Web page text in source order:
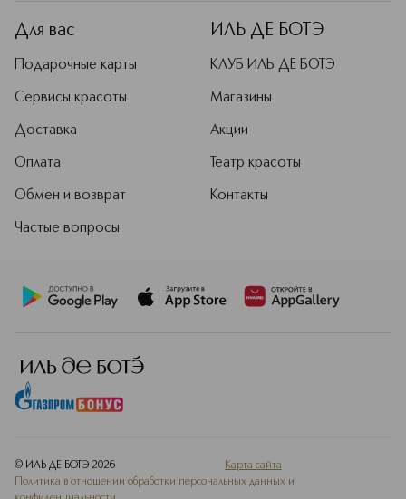
Для вас
Подарочные карты
Сервисы красоты
Доставка
Оплата
Обмен и возврат
Частые вопросы
ИЛЬ ДЕ БОТЭ
КЛУБ ИЛЬ ДЕ БОТЭ
Магазины
Акции
Театр красоты
Контакты
© ИЛЬ ДЕ БОТЭ 2026
Карта сайта
Политика в отношении обработки персональных данных и